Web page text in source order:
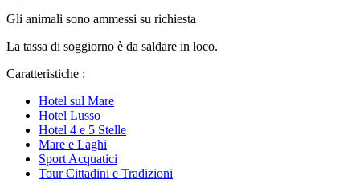
Gli animali sono ammessi su richiesta
La tassa di soggiorno è da saldare in loco.
Caratteristiche :
Hotel sul Mare
Hotel Lusso
Hotel 4 e 5 Stelle
Mare e Laghi
Sport Acquatici
Tour Cittadini e Tradizioni